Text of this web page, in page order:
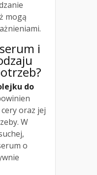
mogą
i
do
oraz jej
W
o